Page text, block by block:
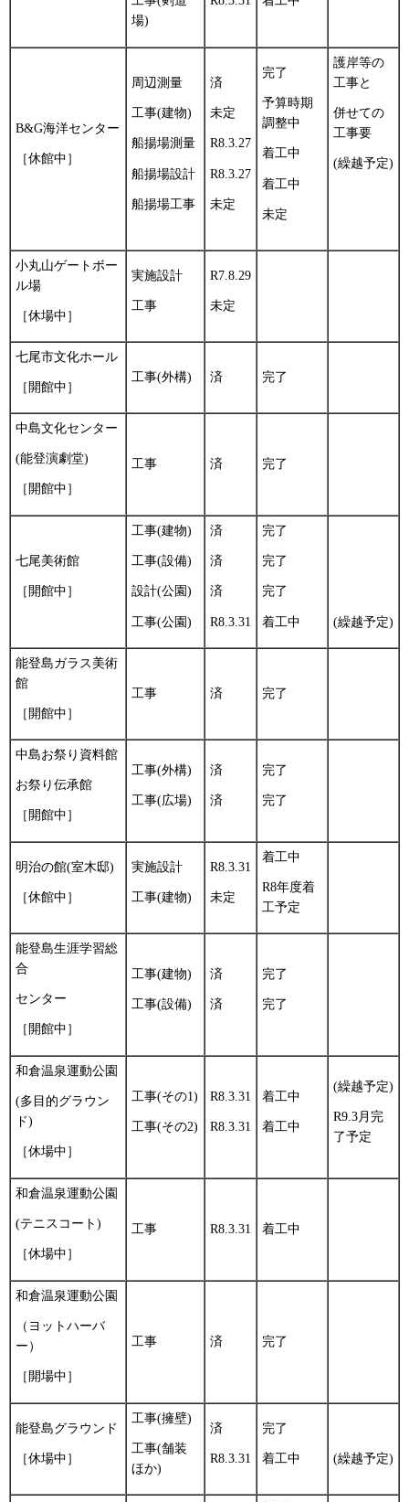
場)
B&G海洋センター
［休館中］
周辺測量
工事(建物)
船揚場測量
船揚場設計
船揚場工事
済
未定
R8.3.27
R8.3.27
未定
完了
予算時期
調整中
着工中
着工中
未定
護岸等の
工事と
併せての
工事要
(繰越予定)
小丸山ゲートボー
ル場
［休場中］
実施設計
工事
R7.8.29
未定
七尾市文化ホール
［開館中］
工事(外構) 済 完了
中島文化センター
(能登演劇堂)
［開館中］
工事 済 完了
七尾美術館
［開館中］
工事(建物)
工事(設備)
設計(公園)
工事(公園)
済
済
済
R8.3.31
完了
完了
完了
着工中 (繰越予定)
能登島ガラス美術
館
［開館中］
工事 済 完了
中島お祭り資料館
お祭り伝承館
［開館中］
工事(外構)
工事(広場)
済
済
完了
完了
明治の館(室木邸)
［休館中］
実施設計
工事(建物)
R8.3.31
未定
着工中
R8年度着
工予定
能登島生涯学習総
合
センター
［開館中］
工事(建物)
工事(設備)
済
済
完了
完了
和倉温泉運動公園
(多目的グラウン
ド)
［休場中］
工事(その1)
工事(その2)
R8.3.31
R8.3.31
着工中
着工中
(繰越予定)
R9.3月完
了予定
和倉温泉運動公園
(テニスコート)
［休場中］
工事 R8.3.31 着工中
和倉温泉運動公園
（ヨットハーバ
ー）
［開場中］
工事 済 完了
能登島グラウンド
［休場中］
工事(擁壁)
工事(舗装
ほか)
済
R8.3.31
完了
着工中 (繰越予定)